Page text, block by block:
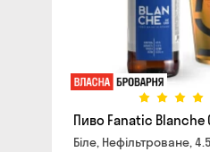
Пиво Fanatic Blanche
Біле, Нефільтроване,